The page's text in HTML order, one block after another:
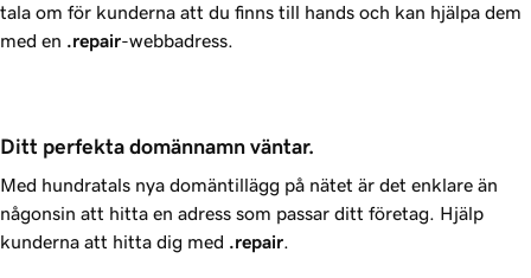
tala om för kunderna att du finns till hands och kan hjälpa dem
med en .repair-webbadress.
Ditt perfekta domännamn väntar.
Med hundratals nya domäntillägg på nätet är det enklare än
någonsin att hitta en adress som passar ditt företag. Hjälp
kunderna att hitta dig med .repair